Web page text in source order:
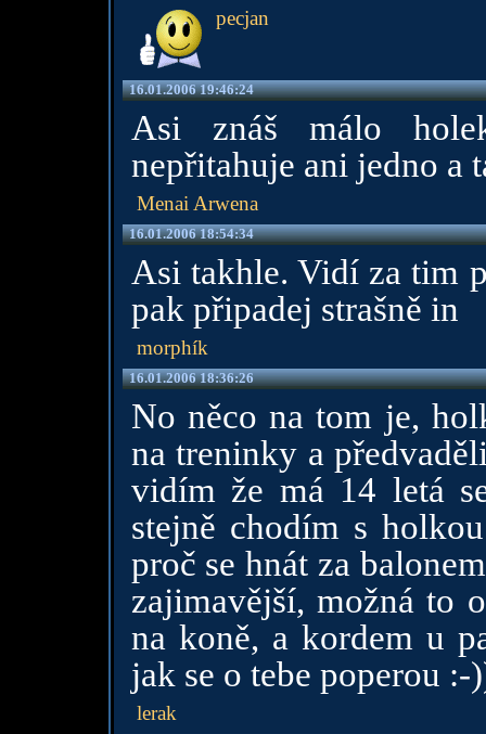
pecjan
16.01.2006 19:46:24
Asi znáš málo
nepřitahuje ani jedno a
Menai Arwena
16.01.2006 18:54:34
Asi takhle. Vidí za tim
pak připadej strašně in
morphík
16.01.2006 18:36:26
No něco na tom je,
na treninky a
vidím že má 14 letá
stejně chodím s
proč se hnát za
zajimavější, možná to
na koně, a kordem u
jak se o tebe poperou :-
lerak